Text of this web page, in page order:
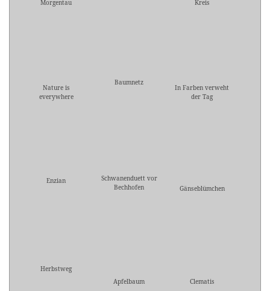
Morgentau
Kreis
Nature is
everywhere
Baumnetz
In Farben verweht
der Tag
Enzian
Schwanenduett vor
Bechhofen
Gänseblümchen
Herbstweg
Apfelbaum
Clematis